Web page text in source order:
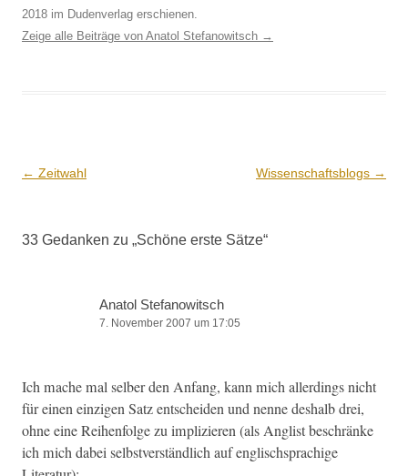
2018 im Dudenverlag erschienen.
Zeige alle Beiträge von Anatol Stefanowitsch →
Beitrags-
← Zeitwahl Wissenschaftsblogs →
33 Gedanken zu „Schöne erste Sätze“
Anatol Stefanowitsch
7. November 2007 um 17:05
Ich mache mal sel­ber den Anfang, kann mich allerd­ings nicht
für einen einzi­gen Satz entschei­den und nenne deshalb drei,
ohne eine Rei­hen­folge zu implizieren (als Anglist beschränke
ich mich dabei selb­stver­ständlich auf englis­chsprachige